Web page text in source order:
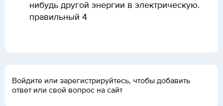
нибудь другой энергии в электрическую.
правильный 4
Войдите или зарегистрируйтесь, чтобы добавить
ответ или свой вопрос на сайт